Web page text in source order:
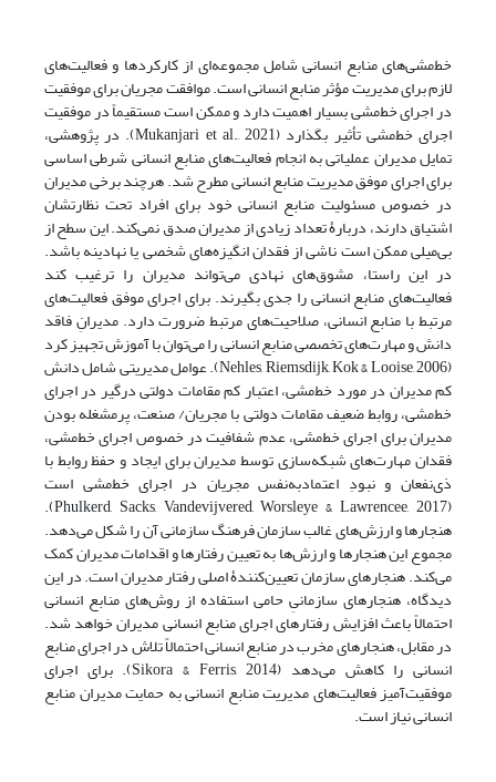
خط‌مشی‌های منابع انسانی شامل مجموعه‌ای از کارکردها و فعالیت‌های
لازم برای مدیریت مؤثر منابع انسانی است. موافقت مجریان برای موفقیت
در اجرای خط‌مشی بسیار اهمیت دارد و ممکن است مستقیماً در موفقیت
اجرای خط‌مشی تأثیر بگذارد (Mukanjari et al., 2021). در پژوهشی،
تمایل مدیران عملیاتی به انجام فعالیت‌های منابع انسانی شرطی اساسی
برای اجرای موفق مدیریت منابع انسانی مطرح شد. هرچند برخی مدیران
در خصوص مسئولیت منابع انسانی خود برای افراد تحت نظارتشان
اشتیاق دارند، دربارۀ تعداد زیادی از مدیران صدق نمی‌کند. این سطح از
بی‌میلی ممکن است ناشی از فقدان انگیزه‌های شخصی یا نهادینه باشد.
در این راستا، مشوق‌های نهادی می‌تواند مدیران را ترغیب کند
فعالیت‌های منابع انسانی را جدی بگیرند. برای اجرای موفق فعالیت‌های
مرتبط با منابع انسانی، صلاحیت‌های مرتبط ضرورت دارد. مدیرانِ فاقد
دانش و مهارت‌های تخصصی منابع انسانی را می‌توان با آموزش تجهیز کرد
(Nehles, Riemsdijk, Kok & Looise, 2006). عوامل مدیریتی شامل دانش
کم مدیران در مورد خط‌مشی، اعتبار کم مقامات دولتی درگیر در اجرای
خط‌مشی، روابط ضعیف مقامات دولتی با مجریان/ صنعت، پرمشغله بودن
مدیران برای اجرای خط‌مشی، عدم شفافیت در خصوص اجرای خط‌مشی،
فقدان مهارت‌های شبکه‌سازی توسط مدیران برای ایجاد و حفظ روابط با
ذی‌نفعان و نبودِ اعتماد‌به‌نفس مجریان در اجرای خط‌مشی است
(Phulkerd, Sacks, Vandevijvered, Worsleye & Lawrencee, 2017).
هنجارها و ارزش‌های غالب سازمان فرهنگ سازمانی آن را شکل می‌دهد.
مجموع این هنجارها و ارزش‌ها به تعیین رفتارها و اقدامات مدیران کمک
می‌کند. هنجارهای سازمان تعیین‌کنندۀ اصلی رفتار مدیران است. در این
دیدگاه، هنجارهای سازمانیِ حامی استفاده از روش‌های منابع انسانی
احتمالاً باعث افزایش رفتارهای اجرای منابع انسانی مدیران خواهد شد.
در مقابل، هنجارهای مخرب در منابع انسانی احتمالاً تلاش در اجرای منابع
انسانی را کاهش می‌دهد (Sikora & Ferris, 2014). برای اجرای
موفقیت‌آمیز فعالیت‌های مدیریت منابع انسانی به حمایت مدیران منابع
انسانی نیاز است.